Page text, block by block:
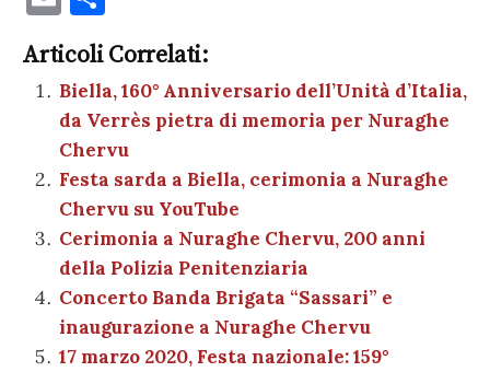
c
e
b
o
o
k
te
r
es
t A
p
p
g
er
a
m
dI
n
et
m
ai
l
n
di
vi
di
Articoli Correlati:
Biella, 160° Anniversario dell’Unità d’Italia,
da Verrès pietra di memoria per Nuraghe
Chervu
Festa sarda a Biella, cerimonia a Nuraghe
Chervu su YouTube
Cerimonia a Nuraghe Chervu, 200 anni
della Polizia Penitenziaria
Concerto Banda Brigata “Sassari” e
inaugurazione a Nuraghe Chervu
17 marzo 2020, Festa nazionale: 159°